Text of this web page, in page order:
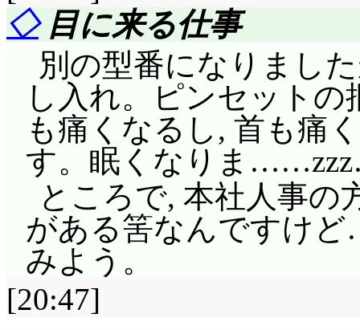
「月に行きさえすれ
だ。でも不緑の主張
行っているってこと
なんだろ……工作を行
わだかまりだとか?
不緑に啖呵切って,
は科学という蜘蛛の
自分が率先してみっ
しまっただけに, 悲観
◇目に来る仕事
別の型番になりまし
し入れ。ピンセット
も痛くなるし, 首も痛
す。眠くなりま
ところで, 本社人事の
がある筈なんですけ
みよう。
[20:47]